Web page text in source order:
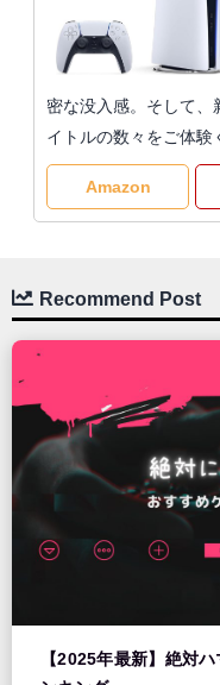
密な没入感。そして、
イトルの数々をご体験
Amazon
Recommend Post
【2025年最新】絶対